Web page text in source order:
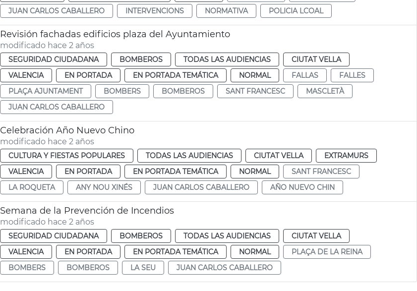
JUAN CARLOS CABALLERO
INTERVENCIONS NORMATIVA POLICIA LCOAL
Revisión fachadas edificios plaza del Ayuntamiento
modificado hace 2 años
SEGURIDAD CIUDADANA BOMBEROS TODAS LAS AUDIENCIAS
CIUTAT VELLA
VALENCIA
EN PORTADA EN PORTADA TEMÁTICA NORMAL FALLAS
FALLES
PLAÇA AJUNTAMENT
BOMBERS BOMBEROS SANT FRANCESC
MASCLETÀ
JUAN CARLOS CABALLERO
Celebración Año Nuevo Chino
modificado hace 2 años
CULTURA Y FIESTAS POPULARES TODAS LAS AUDIENCIAS CIUTAT VELLA
EXTRAMURS
VALENCIA
EN PORTADA EN PORTADA TEMÁTICA NORMAL
SANT FRANCESC
LA ROQUETA
ANY NOU XINÉS JUAN CARLOS CABALLERO AÑO NUEVO CHIN
Semana de la Prevención de Incendios
modificado hace 2 años
SEGURIDAD CIUDADANA BOMBEROS TODAS LAS AUDIENCIAS
CIUTAT VELLA
VALENCIA
EN PORTADA EN PORTADA TEMÁTICA NORMAL
PLAÇA DE LA REINA
BOMBERS
BOMBEROS LA SEU JUAN CARLOS CABALLERO